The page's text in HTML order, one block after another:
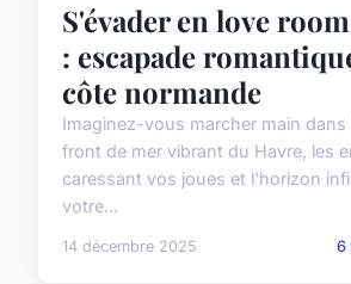
S'évader en love
: escapade
côte normande
Imaginez-vous marcher main dans
front de mer vibrant du Havre, les
caressant vos joues et l'horizon
votre...
14 décembre 2025 6